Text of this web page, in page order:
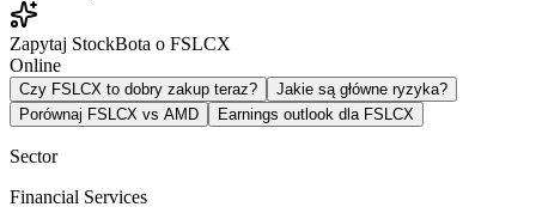
Zapytaj StockBota o FSLCX
Online
Czy FSLCX to dobry zakup teraz?
Jakie są główne ryzyka?
Porównaj FSLCX vs AMD
Earnings outlook dla FSLCX
Sector
Financial Services